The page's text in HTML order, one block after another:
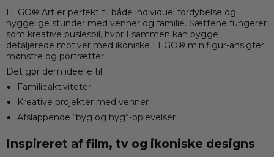
LEGO® Art er perfekt til både individuel fordybelse og
hyggelige stunder med venner og familie. Sættene fungerer
som kreative puslespil, hvor I sammen kan bygge
detaljerede motiver med ikoniske LEGO® minifigur-ansigter,
mønstre og portrætter.
Det gør dem ideelle til:
Familieaktiviteter
Kreative projekter med venner
Afslappende “byg og hyg”-oplevelser
Inspireret af film, tv og ikoniske designs